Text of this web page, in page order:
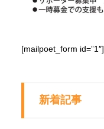
[mailpoet_form id=”1″]
新着記事